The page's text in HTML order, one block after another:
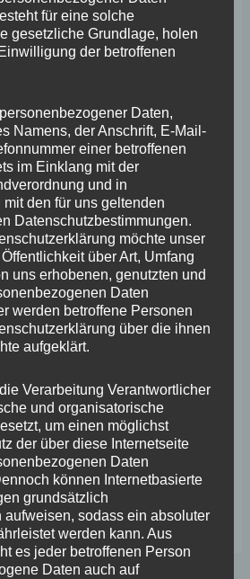
Auflagen unterzogen
wir für nicht vertretbar“, erläutert
auch Landesvorsitzender der
ganzen Land belegen, dass es
wird, Veranstaltungen
freiem Himmel und ohne
nahezu undurchführbar. „Damit
verloren, das Flair an Rhein,
lebt auch durch Kerwe- und
auch Ernte-Dank-Umzüge oder
Damit steht ein Stück
und Tradition auf dem Spiel“, so
der FREIEN WÄHLER. „Ein
wird durch solche
immer mehr
verleidet. Das reale
Gesetze, die ihm helfen und es
für eine solche
gesetzliche Grundlage, holen
der betroffenen
Daten,
Namens, der Anschrift, E-Mail-
einer betroffenen
im Einklang mit der
und in
den für uns geltenden
Datenschutzbestimmungen.
möchte unser
über Art, Umfang
uns erhobenen, genutzten und
Daten
werden betroffene Personen
über die ihnen
aufgeklärt.
Verarbeitung Verantwortlicher
und organisatorische
um einen möglichst
der über diese Internetseite
Daten
können Internetbasierte
grundsätzlich
aufweisen, sodass ein absoluter
werden kann. Aus
es jeder betroffenen Person
Daten auch auf